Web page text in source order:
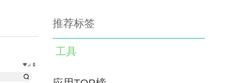
推荐标签
工具